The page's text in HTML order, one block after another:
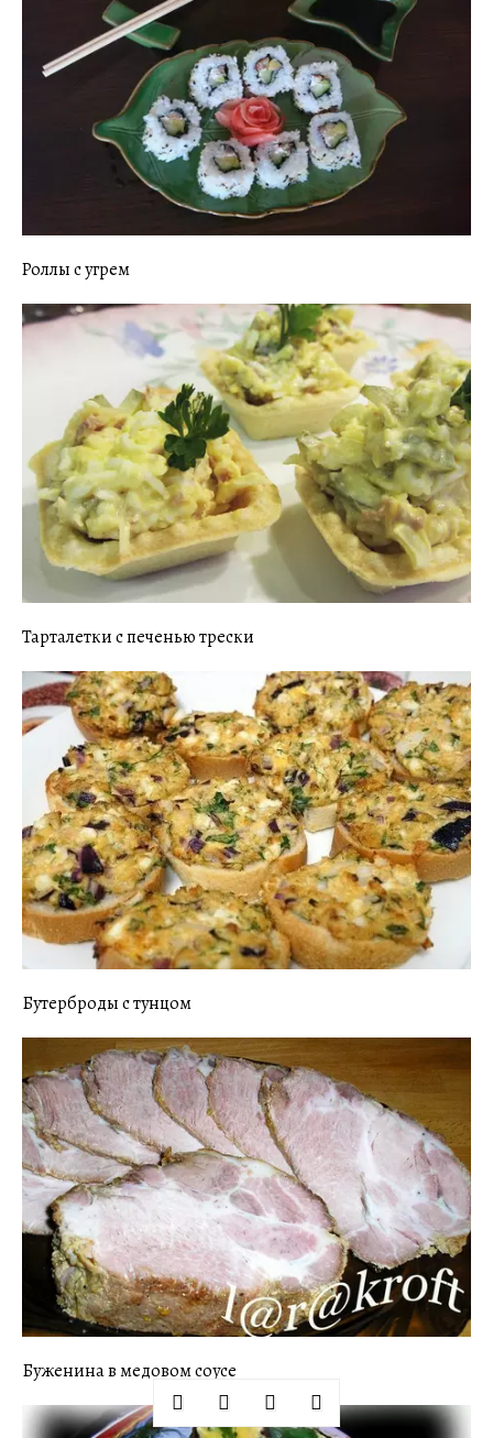
Роллы с угрем
Тарталетки с печенью трески
Бутерброды с тунцом
Буженина в медовом соусе